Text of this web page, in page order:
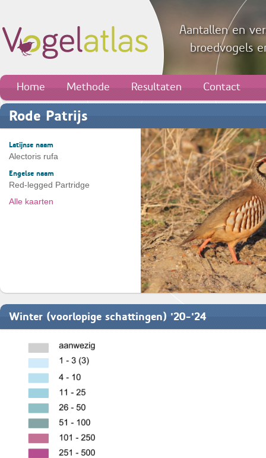
Aantallen en
broedvogels
Home Methode Resultaten Contact
Rode Patrijs
Latijnse naam
Alectoris rufa
Engelse naam
Red-legged Partridge
Alle kaarten
Winter (voorlopige schattingen) '20-'24